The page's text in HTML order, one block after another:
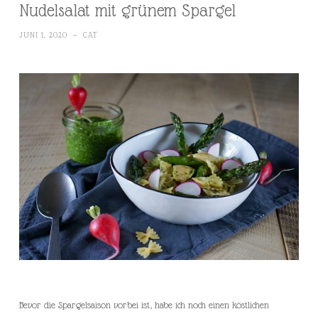
Nudelsalat mit grünem Spargel
JUNI 1, 2020 ~ CAT
Bevor die Spargelsaison vorbei ist, habe ich noch einen köstlichen